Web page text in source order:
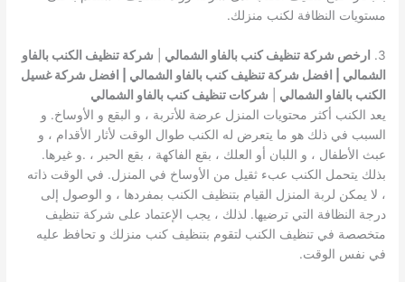
مستويات النظافة لكنب منزلك.
3. ارخص شركة تنظيف كنب بالفاو الشمالي
شركة تنظيف الكنب بالفاو
الشمالي | افضل شركة تنظيف كنب بالفاو الشمالي | افضل شركة غسيل
الكنب بالفاو الشمالي
شركات تنظيف كنب بالفاو الشمالي
يعد الكنب أكثر محتويات المنزل عرضة للأتربة ، و البقع و الأوساخ. و
السبب في ذلك هو ما يتعرض له الكنب طوال الوقت لأثار الأقدام ، و
عبث الأطفال ، و اللبان أو العلك ، بقع الفاكهة ، بقع الحبر ، .و غيرها.
بذلك يتحمل الكنب عبء ثقيل من الأوساخ في المنزل. في الوقت ذاته
، لا يمكن لربة المنزل القيام بتنظيف الكنب بمفردها ، و الوصول إلى
درجة النظافة التي ترضيها. لذلك ، يجب الإعتماد على شركة تنظيف
متخصصة في تنظيف الكنب لتقوم بتنظيف كنب منزلك و تحافظ عليه
في نفس الوقت.